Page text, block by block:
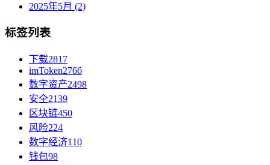
2025年5月 (2)
标签列表
下载2817
imToken2766
数字资产2498
安全2139
区块链450
风险224
数字经济110
钱包98